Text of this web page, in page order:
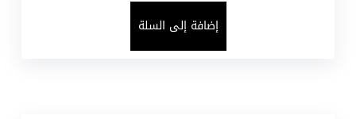
إضافة إلى السلة